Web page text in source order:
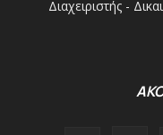
Διαχειριστής -